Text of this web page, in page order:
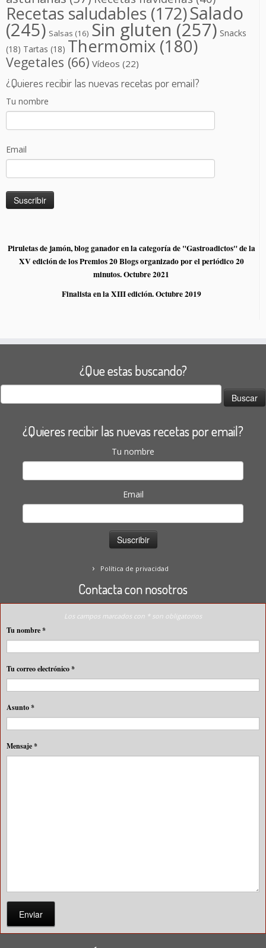
Recetas saludables (172)Salado
(245) Salsas (16) Sin gluten (257) Snacks
(18) Tartas (18) Thermomix (180)
Vegetales (66) Vídeos (22)
¿Quieres recibir las nuevas recetas por email?
Tu nombre
Email
Piruletas de jamón, blog ganador en la categoría de "Gastroadictos" de la
XV edición de los Premios 20 Blogs organizado por el periódico 20
minutos. Octubre 2021
Finalista en la XIII edición. Octubre 2019
¿Que estas buscando?
Buscar:
¿Quieres recibir las nuevas recetas por email?
Tu nombre
Email
Política de privacidad
Contacta con nosotros
Los campos marcados con * son obligatorios
Tu nombre*
Tu correo electrónico*
Asunto*
Mensaje*
Enviar